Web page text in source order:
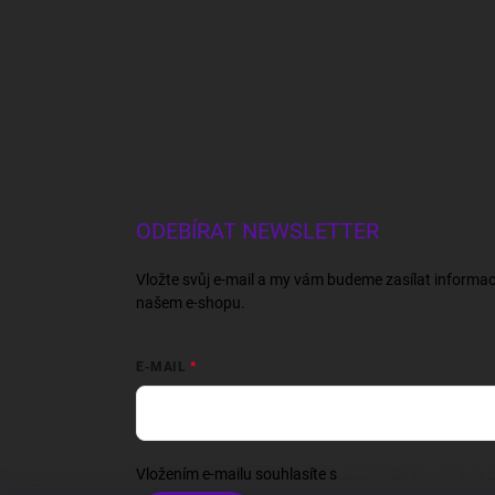
ODEBÍRAT NEWSLETTER
Vložte svůj e-mail a my vám budeme zasílat
našem e-shopu.
E-MAIL
Vložením e-mailu souhlasíte s